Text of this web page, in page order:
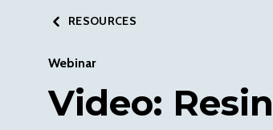
RESOURCES
Webinar
Video: